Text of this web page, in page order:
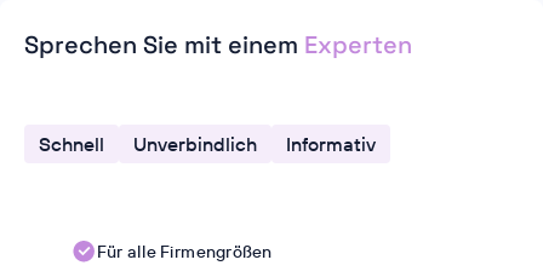
Sprechen Sie mit einem Experten
Schnell Unverbindlich Informativ
Für alle Firmengrößen